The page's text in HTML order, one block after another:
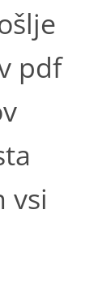
pdf
vsi